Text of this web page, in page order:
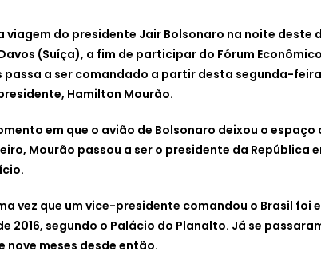
viagem do presidente Jair Bolsonaro na noite deste
(Suíça), a fim de participar do Fórum
passa a ser comandado a partir desta segunda-feira
Hamilton Mourão.
em que o avião de Bolsonaro deixou o espaço
Mourão passou a ser o presidente da República
vez que um vice-presidente comandou o Brasil foi
2016, segundo o Palácio do Planalto. Já se
nove meses desde então.